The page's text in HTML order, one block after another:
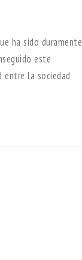
ha sido duramente
este
entre la sociedad